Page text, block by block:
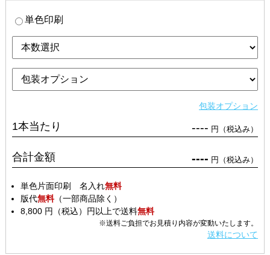
単色印刷
包装オプション
1本当たり ---- 円（税込み）
合計金額 ---- 円（税込み）
単色片面印刷 名入れ無料
版代無料（一部商品除く）
8,800 円（税込）円以上で送料無料
※送料ご負担でお見積り内容が変動いたします。
送料について